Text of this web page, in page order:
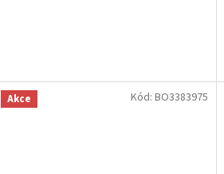
Akce Kód: BO3383975